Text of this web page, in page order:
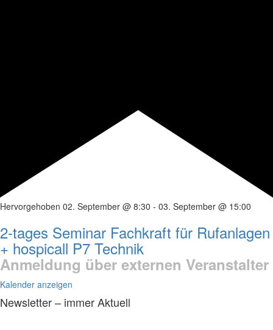
Hervorgehoben 02. September @ 8:30 - 03. September @ 15:00
2-tages Seminar Fachkraft für Rufanlagen
+ hospicall P7 Technik
Anmeldung über externen Veranstalter
Kalender anzeigen
Newsletter – immer Aktuell